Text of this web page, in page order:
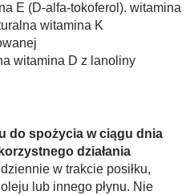
E (D-alfa-tokoferol). witamina
witamina K
witamina D z lanoliny
do spożycia w ciągu dnia
działania
w trakcie posiłku,
lub innego płynu. Nie